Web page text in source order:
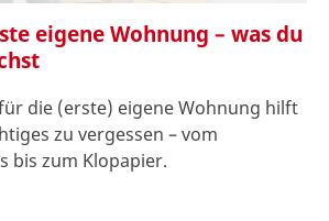
eigene Wohnung – was du
die (erste) eigene Wohnung hilft
zu vergessen – vom
bis zum Klopapier.